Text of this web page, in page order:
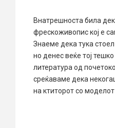
Внатрешноста била
фрескоживопис кој е
Знаеме дека тука
но денес веќе тој
литература од
среќаваме дека
на ктиторот со